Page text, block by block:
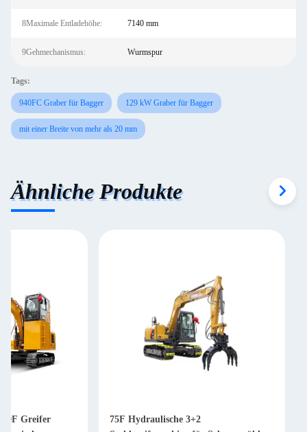
8Maximale Entladehöhe: 7140 mm
9Gehmechanismus: Wurmspur
Tags:
940FC Graber für Bagger 129 kW Graber für Bagger
mit einer Breite von mehr als 20 mm
Ähnliche Produkte
Greifer
75F Hydraulische 3+2